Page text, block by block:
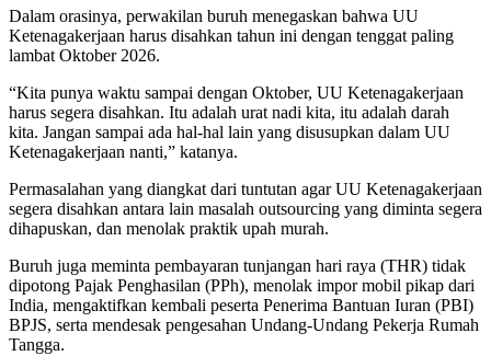
Dalam orasinya, perwakilan buruh menegaskan bahwa UU
Ketenagakerjaan harus disahkan tahun ini dengan tenggat paling
lambat Oktober 2026.
“Kita punya waktu sampai dengan Oktober, UU Ketenagakerjaan
harus segera disahkan. Itu adalah urat nadi kita, itu adalah darah
kita. Jangan sampai ada hal-hal lain yang disusupkan dalam UU
Ketenagakerjaan nanti,” katanya.
Permasalahan yang diangkat dari tuntutan agar UU Ketenagakerjaan
segera disahkan antara lain masalah outsourcing yang diminta segera
dihapuskan, dan menolak praktik upah murah.
Buruh juga meminta pembayaran tunjangan hari raya (THR) tidak
dipotong Pajak Penghasilan (PPh), menolak impor mobil pikap dari
India, mengaktifkan kembali peserta Penerima Bantuan Iuran (PBI)
BPJS, serta mendesak pengesahan Undang-Undang Pekerja Rumah
Tangga.